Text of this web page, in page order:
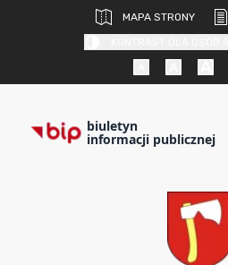
MAPA STRONY
biuletyn
informacji publicznej